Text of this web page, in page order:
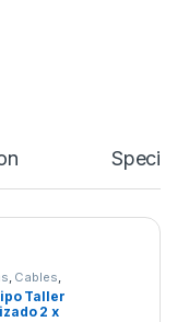
Cables
,
Taller
2 x